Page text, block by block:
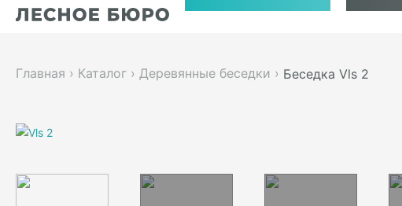
Главная › Каталог › Деревянные беседки › Беседка Vls 2